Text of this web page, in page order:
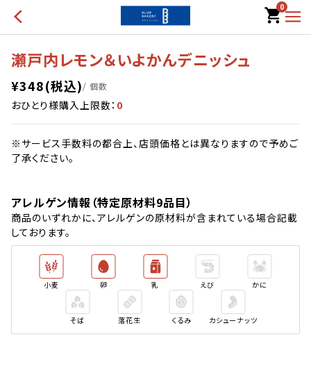
0
瀬戸内レモン＆いよかんデニッシュ
¥348(税込)/ 個数
おひとり様購入上限数： 0
※サービス手数料の都合上、店頭価格とは異なりますので予めご
了承ください。
アレルゲン情報（特定原材料9品目）
商品のいずれかに、アレルゲンの原材料が含まれている場合記載
しております。
小麦 卵 乳 えび かに
そば 落花生 くるみ カシューナッツ